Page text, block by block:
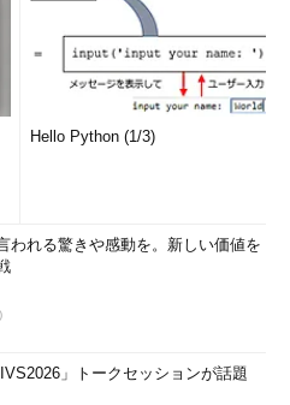
Hello Python (1/3)
われる驚きや感動を。新しい価値を
」トークセッションが話題